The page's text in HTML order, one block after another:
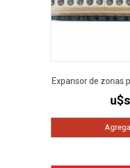
Expansor de zonas
u$s